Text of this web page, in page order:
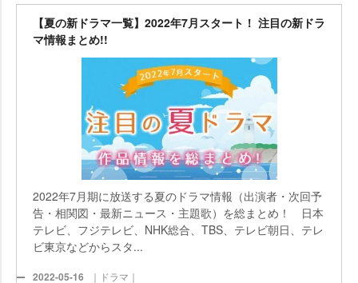
【夏の新ドラマ一覧】2022年7月スタート！ 注目の新ドラ
マ情報まとめ!!
2022年7月期に放送する夏のドラマ情報（出演者・次回予
告・相関図・最新ニュース・主題歌）を総まとめ！ 日本
テレビ、フジテレビ、NHK総合、TBS、テレビ朝日、テレ
ビ東京などからスタ...
2022-05-16 ｜ドラマ｜